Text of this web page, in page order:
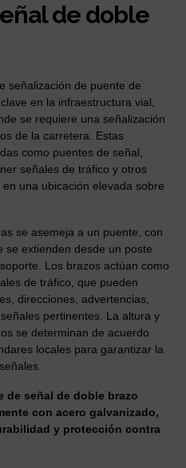
de doble
señalización de puente de
en la infraestructura vial,
se requiere una señalización
de la carretera. Estas
como puentes de señal,
señales de tráfico y otros
una ubicación elevada sobre
se asemeja a un puente, con
se extienden desde un poste
Los brazos actúan como
de tráfico, que pueden
direcciones, advertencias,
pertinentes. La altura y
se determinan de acuerdo
locales para garantizar la
de señal de doble brazo
con acero galvanizado,
y protección contra